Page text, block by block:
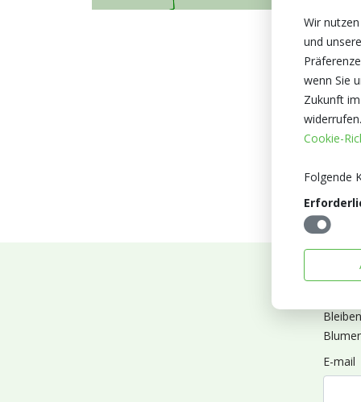
E-mail
Wir
und
wenn Sie
Zukunft
Cookie-
Folgende